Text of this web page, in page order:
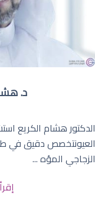
د.
الدكتور هشام الكريع
العيونتخصص دقيق في
الزجاجي المؤه ...